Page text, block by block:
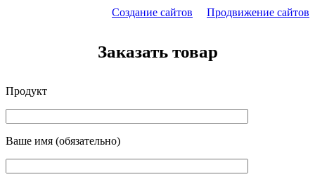
Создание сайтов
Продвижение сайтов
Заказать товар
Продукт
Ваше имя (обязательно)